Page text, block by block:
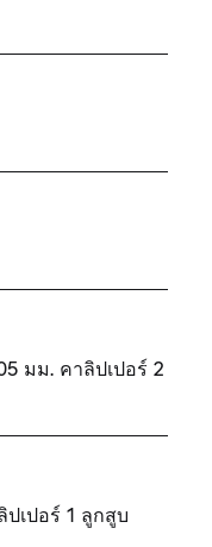
มม. คาลิปเปอร์ 2
เปอร์ 1 ลูกสูบ